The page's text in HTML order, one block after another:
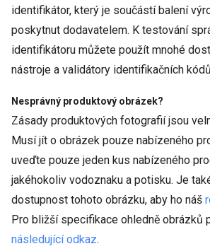
identifikátor, který je součástí balení
poskytnut dodavatelem. K testování
identifikátoru můžete použít mnohé
nástroje a validátory identifikačních
Nesprávný produktový obrázek?
Zásady produktových fotografií jsou
Musí jít o obrázek pouze nabízeného
uveďte pouze jeden kus nabízeného
jakéhokoliv vodoznaku a potisku. Je
dostupnost tohoto obrázku, aby ho náš
Pro bližší specifikace ohledně obrázků
následující odkaz.